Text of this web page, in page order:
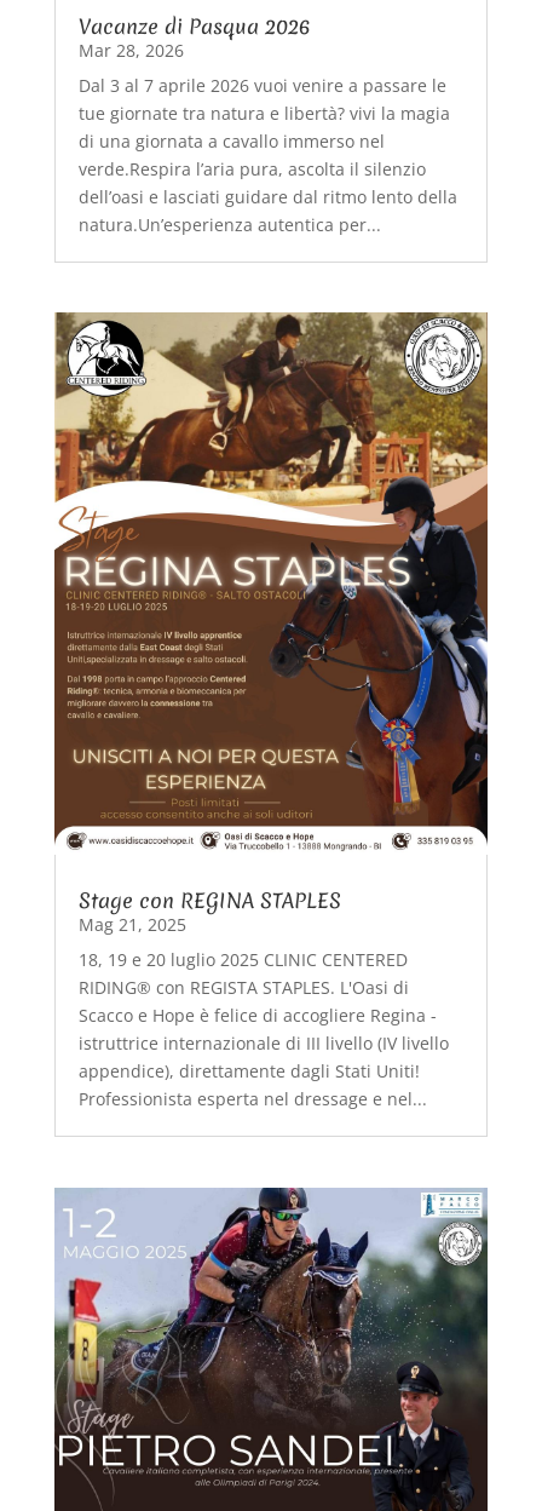
Vacanze di Pasqua 2026
Mar 28, 2026
Dal 3 al 7 aprile 2026 vuoi venire a passare le
tue giornate tra natura e libertà? vivi la magia
di una giornata a cavallo immerso nel
verde.Respira l’aria pura, ascolta il silenzio
dell’oasi e lasciati guidare dal ritmo lento della
natura.Un’esperienza autentica per...
Stage con REGINA STAPLES
Mag 21, 2025
18, 19 e 20 luglio 2025 CLINIC CENTERED
RIDING® con REGISTA STAPLES. L'Oasi di
Scacco e Hope è felice di accogliere Regina -
istruttrice internazionale di III livello (IV livello
appendice), direttamente dagli Stati Uniti!
Professionista esperta nel dressage e nel...